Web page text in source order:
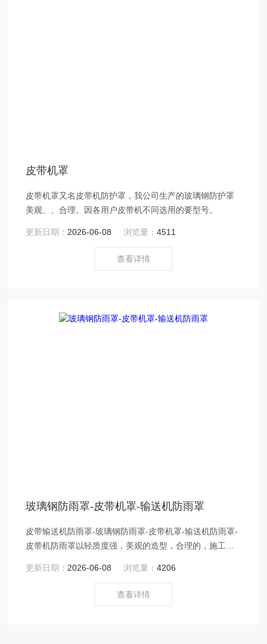
皮带机罩
皮带机罩又名皮带机防护罩，我公司生产的玻璃钢防护罩
美观、、合理。因各用户皮带机不同选用的要型号。
更新日期： 2026-06-08 浏览量：4511
查看详情
玻璃钢防雨罩-皮带机罩-输送机防雨罩
皮带输送机防雨罩-玻璃钢防雨罩-皮带机罩-输送机防雨罩-
皮带机防雨罩以轻质度强，美观的造型，合理的，施工期
更新日期： 2026-06-08 浏览量：4206
查看详情